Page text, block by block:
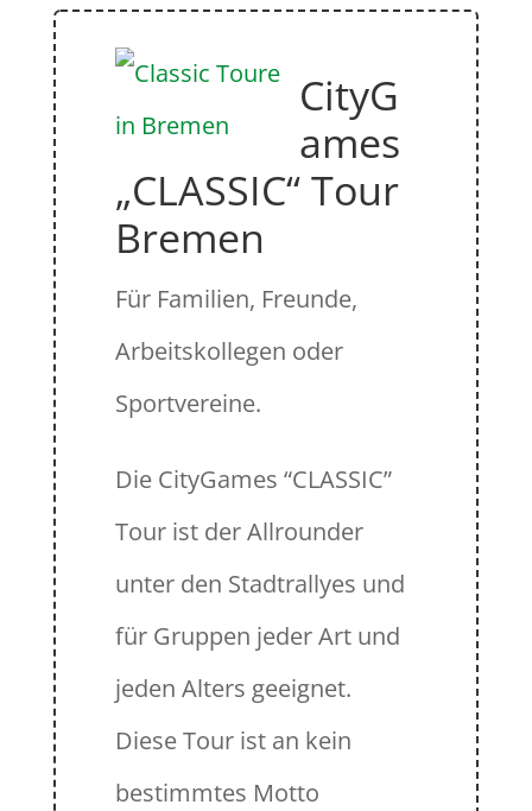
CityG
ames
„CLASSIC“ Tour
Bremen
Für Familien, Freunde,
Arbeitskollegen oder
Sportvereine.
Die CityGames “CLASSIC”
Tour ist der Allrounder
unter den Stadtrallyes und
für Gruppen jeder Art und
jeden Alters geeignet.
Diese Tour ist an kein
bestimmtes Motto